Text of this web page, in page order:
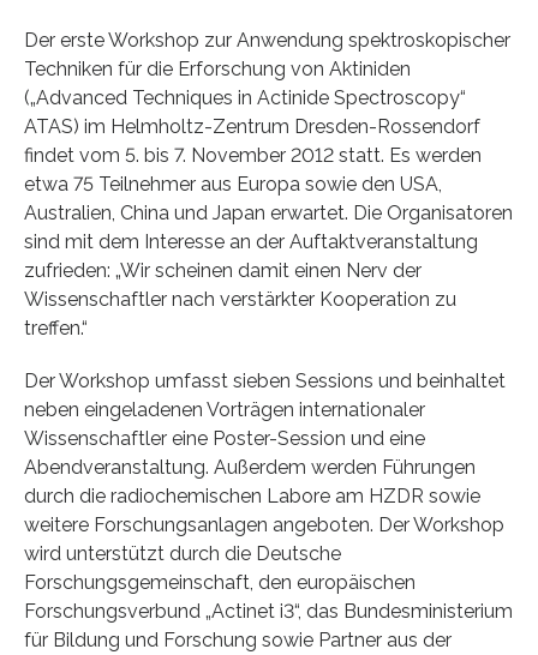
Der erste Workshop zur Anwendung spektroskopischer
Techniken für die Erforschung von Aktiniden
(„Advanced Techniques in Actinide Spectroscopy“
ATAS) im Helmholtz-Zentrum Dresden-Rossendorf
findet vom 5. bis 7. November 2012 statt. Es werden
etwa 75 Teilnehmer aus Europa sowie den USA,
Australien, China und Japan erwartet. Die Organisatoren
sind mit dem Interesse an der Auftaktveranstaltung
zufrieden: „Wir scheinen damit einen Nerv der
Wissenschaftler nach verstärkter Kooperation zu
treffen.“
Der Workshop umfasst sieben Sessions und beinhaltet
neben eingeladenen Vorträgen internationaler
Wissenschaftler eine Poster-Session und eine
Abendveranstaltung. Außerdem werden Führungen
durch die radiochemischen Labore am HZDR sowie
weitere Forschungsanlagen angeboten. Der Workshop
wird unterstützt durch die Deutsche
Forschungsgemeinschaft, den europäischen
Forschungsverbund „Actinet i3“, das Bundesministerium
für Bildung und Forschung sowie Partner aus der